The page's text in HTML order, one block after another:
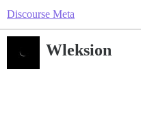
Discourse Meta
Wleksion